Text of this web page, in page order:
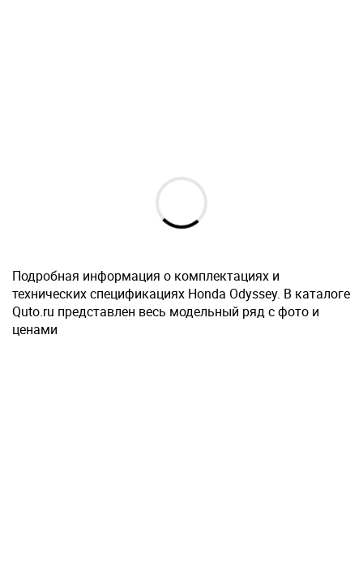
Подробная информация о комплектациях и
технических спецификациях Honda Odyssey. В каталоге
Quto.ru представлен весь модельный ряд с фото и
ценами